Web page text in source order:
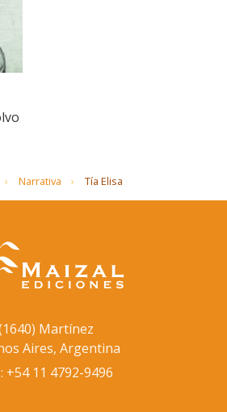
Narrativa Tía Elisa
Martínez
Aires, Argentina
+54 11 4792-9496